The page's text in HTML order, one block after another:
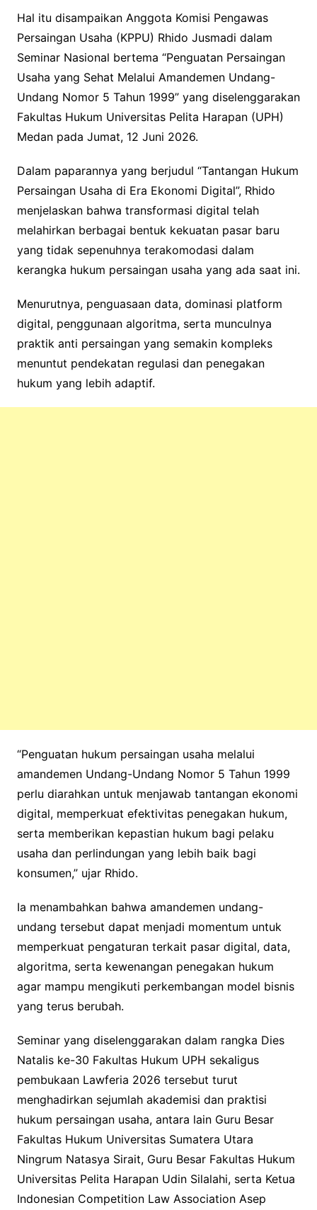
Hal itu disampaikan Anggota Komisi Pengawas
Persaingan Usaha (KPPU) Rhido Jusmadi dalam
Seminar Nasional bertema “Penguatan Persaingan
Usaha yang Sehat Melalui Amandemen Undang-
Undang Nomor 5 Tahun 1999” yang diselenggarakan
Fakultas Hukum Universitas Pelita Harapan (UPH)
Medan pada Jumat, 12 Juni 2026.
Dalam paparannya yang berjudul “Tantangan Hukum
Persaingan Usaha di Era Ekonomi Digital”, Rhido
menjelaskan bahwa transformasi digital telah
melahirkan berbagai bentuk kekuatan pasar baru
yang tidak sepenuhnya terakomodasi dalam
kerangka hukum persaingan usaha yang ada saat ini.
Menurutnya, penguasaan data, dominasi platform
digital, penggunaan algoritma, serta munculnya
praktik anti persaingan yang semakin kompleks
menuntut pendekatan regulasi dan penegakan
hukum yang lebih adaptif.
“Penguatan hukum persaingan usaha melalui
amandemen Undang-Undang Nomor 5 Tahun 1999
perlu diarahkan untuk menjawab tantangan ekonomi
digital, memperkuat efektivitas penegakan hukum,
serta memberikan kepastian hukum bagi pelaku
usaha dan perlindungan yang lebih baik bagi
konsumen,” ujar Rhido.
Ia menambahkan bahwa amandemen undang-
undang tersebut dapat menjadi momentum untuk
memperkuat pengaturan terkait pasar digital, data,
algoritma, serta kewenangan penegakan hukum
agar mampu mengikuti perkembangan model bisnis
yang terus berubah.
Seminar yang diselenggarakan dalam rangka Dies
Natalis ke-30 Fakultas Hukum UPH sekaligus
pembukaan Lawferia 2026 tersebut turut
menghadirkan sejumlah akademisi dan praktisi
hukum persaingan usaha, antara lain Guru Besar
Fakultas Hukum Universitas Sumatera Utara
Ningrum Natasya Sirait, Guru Besar Fakultas Hukum
Universitas Pelita Harapan Udin Silalahi, serta Ketua
Indonesian Competition Law Association Asep